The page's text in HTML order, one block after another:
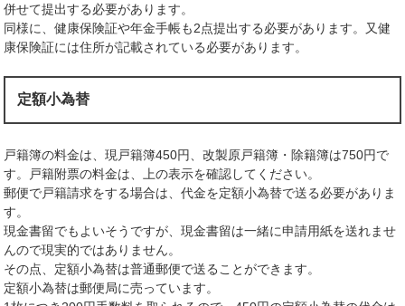
併せて提出する必要があります。
同様に、健康保険証や年金手帳も2点提出する必要があります。又健
康保険証には住所が記載されている必要があります。
定額小為替
戸籍簿の料金は、現戸籍簿450円、改製原戸籍簿・除籍簿は750円で
す。戸籍附票の料金は、上の表示を確認してください。
郵便で戸籍請求をする場合は、代金を定額小為替で送る必要がありま
す。
現金書留でもよいそうですが、現金書留は一緒に申請用紙を送れませ
んので現実的ではありません。
その点、定額小為替は普通郵便で送ることができます。
定額小為替は郵便局に売っています。